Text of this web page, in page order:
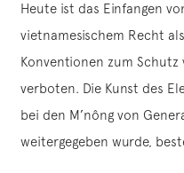
Heute ist das Einfangen
vietnamesischem Recht
Konventionen zum
verboten. Die Kunst des
bei den M’nông von
weitergegeben wurde,